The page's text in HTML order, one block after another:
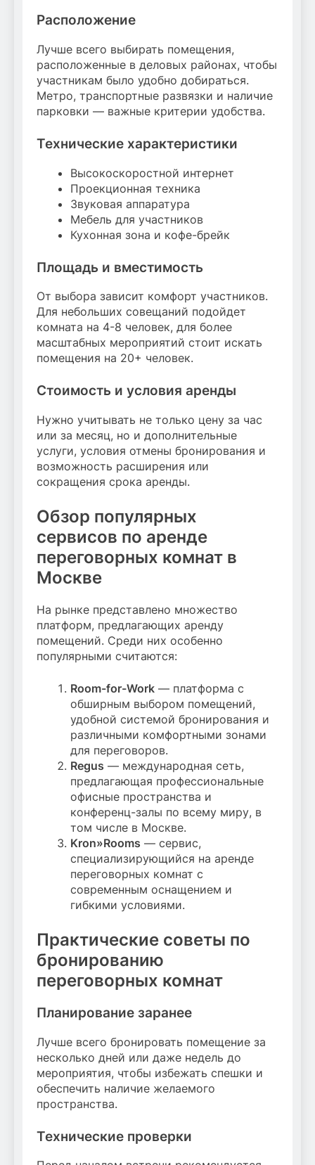
Расположение
Лучше всего выбирать помещения,
расположенные в деловых районах, чтобы
участникам было удобно добираться.
Метро, транспортные развязки и наличие
парковки — важные критерии удобства.
Технические характеристики
Высокоскоростной интернет
Проекционная техника
Звуковая аппаратура
Мебель для участников
Кухонная зона и кофе-брейк
Площадь и вместимость
От выбора зависит комфорт участников.
Для небольших совещаний подойдет
комната на 4-8 человек, для более
масштабных мероприятий стоит искать
помещения на 20+ человек.
Стоимость и условия аренды
Нужно учитывать не только цену за час
или за месяц, но и дополнительные
услуги, условия отмены бронирования и
возможность расширения или
сокращения срока аренды.
Обзор популярных
сервисов по аренде
переговорных комнат в
Москве
На рынке представлено множество
платформ, предлагающих аренду
помещений. Среди них особенно
популярными считаются:
Room-for-Work — платформа с
обширным выбором помещений,
удобной системой бронирования и
различными комфортными зонами
для переговоров.
Regus — международная сеть,
предлагающая профессиональные
офисные пространства и
конференц-залы по всему миру, в
том числе в Москве.
Kron»Rooms — сервис,
специализирующийся на аренде
переговорных комнат с
современным оснащением и
гибкими условиями.
Практические советы по
бронированию
переговорных комнат
Планирование заранее
Лучше всего бронировать помещение за
несколько дней или даже недель до
мероприятия, чтобы избежать спешки и
обеспечить наличие желаемого
пространства.
Технические проверки